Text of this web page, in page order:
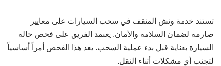
تستند خدمة ونش المنقف في سحب السيارات على معايير
صارمة لضمان السلامة والأمان. يعتمد الفريق على فحص حالة
السيارة بعناية قبل بدء عملية السحب. يعد هذا الفحص أمراً أساسياً
لتجنب أي مشكلات أثناء النقل.